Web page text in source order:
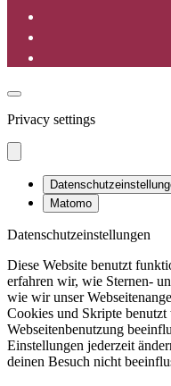
Privacy settings
Matomo
Datenschutzeinstellungen
Diese Website benutzt
erfahren wir, wie Sternen-
wie wir unser
Cookies und Skripte
Webseitenbenutzung
Einstellungen jederzeit
deinen Besuch nicht